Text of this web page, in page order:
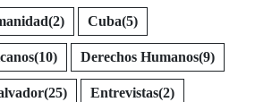
(2) Cuba(5)
(10) Derechos Humanos(9)
(25) Entrevistas(2)